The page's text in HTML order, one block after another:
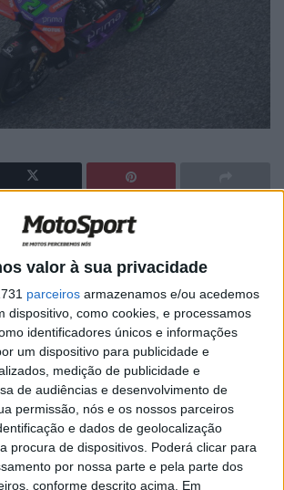
valor à sua privacidade
parceiros armazenamos e/ou acedemos
dispositivo, como cookies, e processamos
identificadores únicos e informações
um dispositivo para publicidade e
medição de publicidade e
de audiências e desenvolvimento de
permissão, nós e os nossos parceiros
e dados de geolocalização
procura de dispositivos. Poderá clicar para
por nossa parte e pela parte dos
conforme descrito acima. Em
🔊 Ouvir artigo
do piloto da Pramac Ducati Franco
foi tudo menos fácil. Na
sábado, uma queda no final da sessão
posição para as corridas – foi apenas
lugar na grelha. Na corrida sprint,
um ritmo forte, terminando em 6º.
de domingo, o italiano teve um bom
volta já estava na 6ª posição, mas
foi demasiado imprudente: na curva 8